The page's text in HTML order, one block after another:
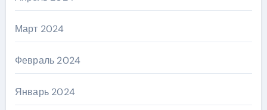
Март 2024
Февраль 2024
Январь 2024